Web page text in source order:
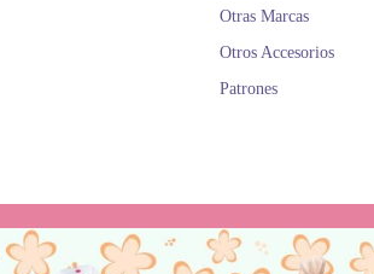
Otras Marcas
Otros Accesorios
Patrones